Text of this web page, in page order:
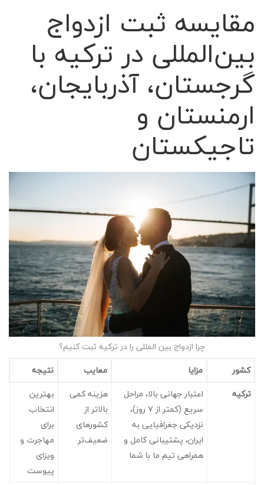
مقایسه ثبت ازدواج
بین‌المللی در ترکیه با
گرجستان، آذربایجان،
ارمنستان و
تاجیکستان
چرا ازدواج بین المللی را در ترکیه ثبت کنیم؟
کشور
مزایا معایب
نتیجه
ترکیه
اعتبار جهانی بالا، مراحل
سریع (کمتر از ۷ روز)،
نزدیکی جغرافیایی به
ایران، پشتیبانی کامل و
همراهی تیم ما با شما
هزینه کمی
بالاتر از
کشورهای
ضعیف‌تر
بهترین
انتخاب
برای
مهاجرت و
ویزای
پیوست